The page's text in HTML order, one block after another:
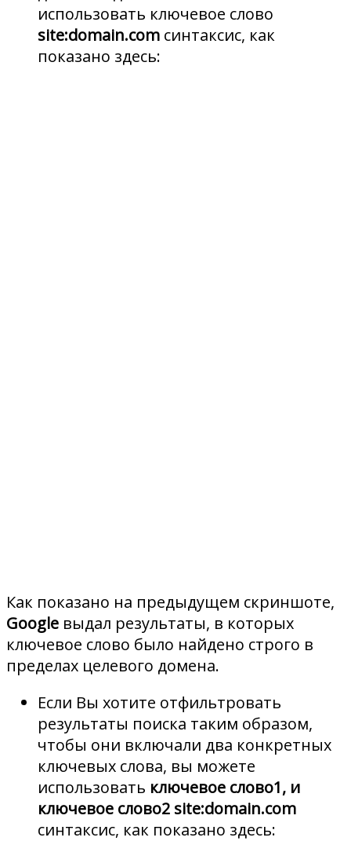
использовать ключевое слово
site:domain.com синтаксис, как
показано здесь:
Как показано на предыдущем скриншоте,
Google выдал результаты, в которых
ключевое слово было найдено строго в
пределах целевого домена.
Если Вы хотите отфильтровать
результаты поиска таким образом,
чтобы они включали два конкретных
ключевых слова, вы можете
использовать ключевое слово1, и
ключевое слово2 site:domain.com
синтаксис, как показано здесь: